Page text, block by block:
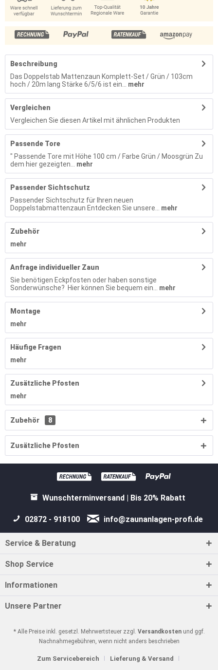
Beschreibung
Das Doppelstab Mattenzaun Komplett-Set / Grün / 103cm
hoch / 20m lang Stärke 6/5/6 ist ein...
mehr
Vergleichen
Vergleichen Sie diesen Artikel mit ähnlichen Produkten
Passende Tore
" Passende Tore mit Höhe 100 cm / Farbe Grün / Moosgrün Zu
dem hier gezeigten...
mehr
Passender Sichtschutz
Passender Sichtschutz für Ihren neuen
Doppelstabmattenzaun Entdecken Sie unsere...
mehr
Zubehör
mehr
Anfrage individueller Zaun
Sie benötigen Eckpfosten oder haben sonstige
Sonderwünsche? Hier können Sie bequem ein...
mehr
Montage
mehr
Häufige Fragen
mehr
Zusätzliche Pfosten
mehr
Zubehör 8
Zusätzliche Pfosten
Wunschterminversand | Bis 20% Rabatt
02872 - 918100 info@zaunanlagen-profi.de
Service & Beratung
Shop Service
Informationen
Unsere Partner
* Alle Preise inkl. gesetzl. Mehrwertsteuer zzgl. Versandkostenund ggf.
Nachnahmegebühren, wenn nicht anders beschrieben
Zum Servicebereich Lieferung & Versand